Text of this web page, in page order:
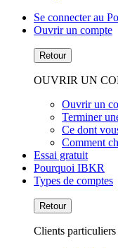
Se connecter au
Ouvrir un compte
Retour
OUVRIR UN
Ouvrir un
Terminer
Ce dont
Comment
Essai gratuit
Pourquoi IBKR
Types de comptes
Retour
Clients particuliers